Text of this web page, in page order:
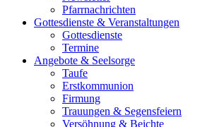
Pfarrnachrichten
Gottesdienste & Veranstaltungen
Gottesdienste
Termine
Angebote & Seelsorge
Taufe
Erstkommunion
Firmung
Trauungen & Segensfeiern
Versöhnung & Beichte